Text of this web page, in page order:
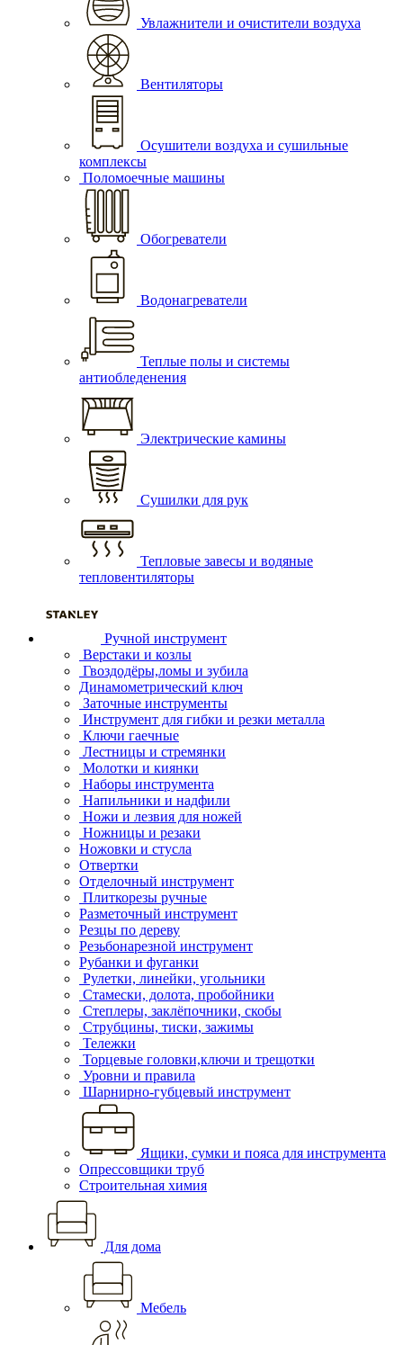
Увлажнители и очистители воздуха
Вентиляторы
Осушители воздуха и сушильные
комплексы
Поломоечные машины
Обогреватели
Водонагреватели
Теплые полы и системы
антиобледенения
Электрические камины
Сушилки для рук
Тепловые завесы и водяные
тепловентиляторы
Ручной инструмент
Верстаки и козлы
Гвоздодёры,ломы и зубила
Динамометрический ключ
Заточные инструменты
Инструмент для гибки и резки металла
Ключи гаечные
Лестницы и стремянки
Молотки и киянки
Наборы инструмента
Напильники и надфили
Ножи и лезвия для ножей
Ножницы и резаки
Ножовки и стусла
Отвертки
Отделочный инструмент
Плиткорезы ручные
Разметочный инструмент
Резцы по дереву
Резьбонарезной инструмент
Рубанки и фуганки
Рулетки, линейки, угольники
Стамески, долота, пробойники
Степлеры, заклёпочники, скобы
Струбцины, тиски, зажимы
Тележки
Торцевые головки,ключи и трещотки
Уровни и правила
Шарнирно-губцевый инструмент
Ящики, сумки и пояса для инструмента
Опрессовщики труб
Строительная химия
Для дома
Мебель